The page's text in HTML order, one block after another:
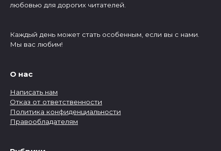
любовью для дорогих читателей.
Каждый день может стать особенным, если вы с нами.
Мы вас любим!
О нас
Написать нам
Отказ от ответственности
Политика конфиденциальности
Правообладателям